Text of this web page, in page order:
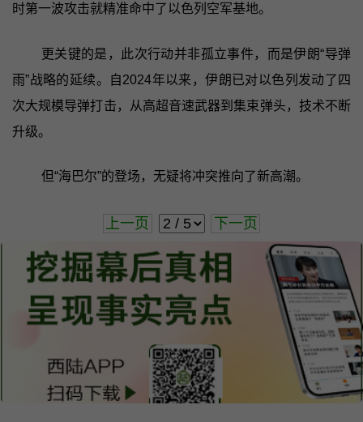
时第一波攻击就精准命中了以色列空军基地。
更关键的是，此次行动并非孤立事件，而是伊朗“导弹
雨”战略的延续。自2024年以来，伊朗已对以色列发动了四
次大规模导弹打击，从高超音速武器到集束弹头，技术不断
升级。
但“海巴尔”的登场，无疑将冲突推向了新高潮。
上一页 下一页